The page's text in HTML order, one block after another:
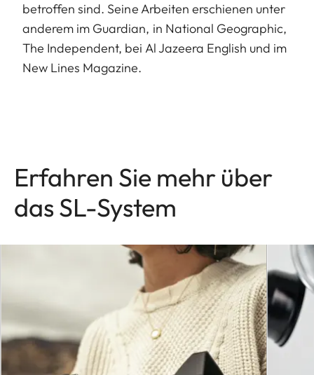
betroffen sind. Seine Arbeiten erschienen unter
anderem im Guardian, in National Geographic,
The Independent, bei Al Jazeera English und im
New Lines Magazine.
Erfahren Sie mehr über
das SL-System